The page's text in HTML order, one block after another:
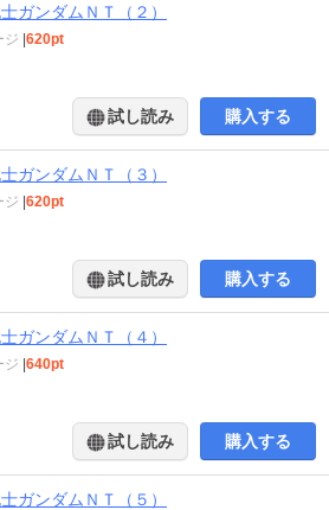
ガンダムＮＴ（２）
ジ |620pt
試し読み 購入する
ガンダムＮＴ（３）
ジ |620pt
試し読み 購入する
ガンダムＮＴ（４）
ジ |640pt
試し読み 購入する
ガンダムＮＴ（５）